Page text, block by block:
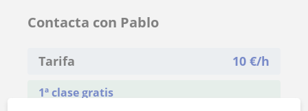
Contacta con Pablo
Tarifa 10 €/h
1ª clase gratis